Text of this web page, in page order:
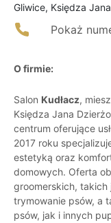
Gliwice, Księdza
Pokaż
O firmie:
Salon Kudłacz,
Księdza Jana
centrum oferujące
2017 roku
estetyką oraz
domowych. Oferta
groomerskich,
trymowanie psów, a
psów, jak i innych